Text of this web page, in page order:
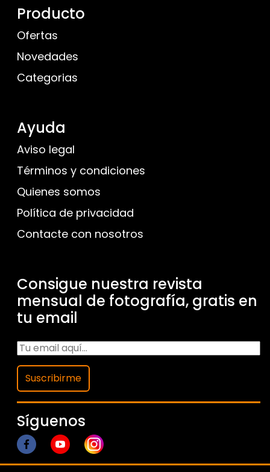
Producto
Ofertas
Novedades
Categorias
Ayuda
Aviso legal
Términos y condiciones
Quienes somos
Política de privacidad
Contacte con nosotros
Consigue nuestra revista
mensual de fotografía, gratis en
tu email
Suscribirme
Síguenos